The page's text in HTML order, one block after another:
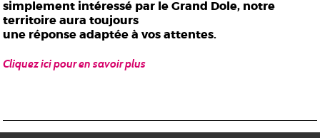
simplement intéressé par le Grand Dole, notre
territoire aura toujours
une réponse adaptée à vos attentes.
Cliquez ici pour en savoir plus